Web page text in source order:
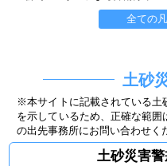
全ての
土砂
※本サイトに記載されている土
を示しているため、正確な範
の出先事務所にお問い合わせく
土砂災害